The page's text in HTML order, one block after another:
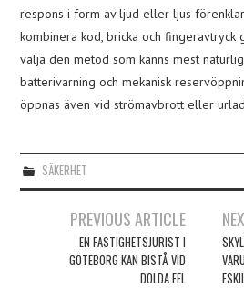
respons i form av ljud eller ljus
kombinera kod, bricka och fingeravtryck
välja den metod som känns mest
batterivarning och mekanisk
öppnas även vid strömavbrott eller
SÄKERHET
Inläggsnavigering
PREVIOUS ARTICLE
EN FASTIGHETSJURIST I
GÖTEBORG KAN BISTÅ VID
DOLDA FEL